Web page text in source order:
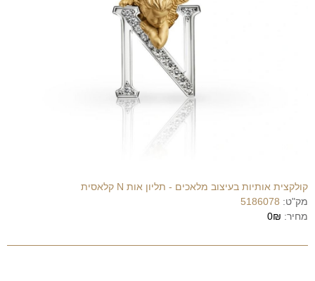
קולקצית אותיות בעיצוב מלאכים - תליון אות N קלאסית
מק"ט: 5186078
מחיר: 0₪